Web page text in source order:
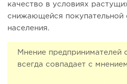
качество в условиях
снижающейся покупательной
населения.
Мнение предпринимателей
всегда совпадает с